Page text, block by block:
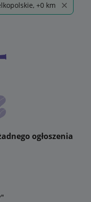
+0 km
ogłoszenia